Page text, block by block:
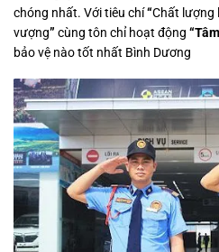
chóng nhất. Với tiêu chí“Chất lượng
vượng” cùng tôn chỉ hoạt động
bảo vệ nào tốt nhất Bình Dương